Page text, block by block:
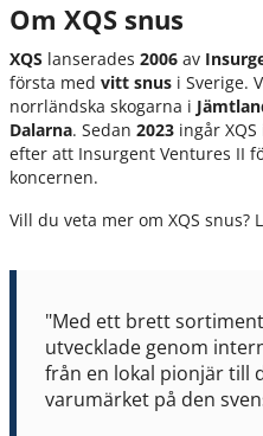
Om XQS snus
XQS lanserades 2006 av
första med vitt snus i Sverige.
norrländska skogarna i
Dalarna. Sedan 2023 ingår XQS
efter att Insurgent Ventures II
koncernen.
Vill du veta mer om XQS snus?
"Med ett brett
utvecklade genom
från en lokal pionjär till
varumärket på den